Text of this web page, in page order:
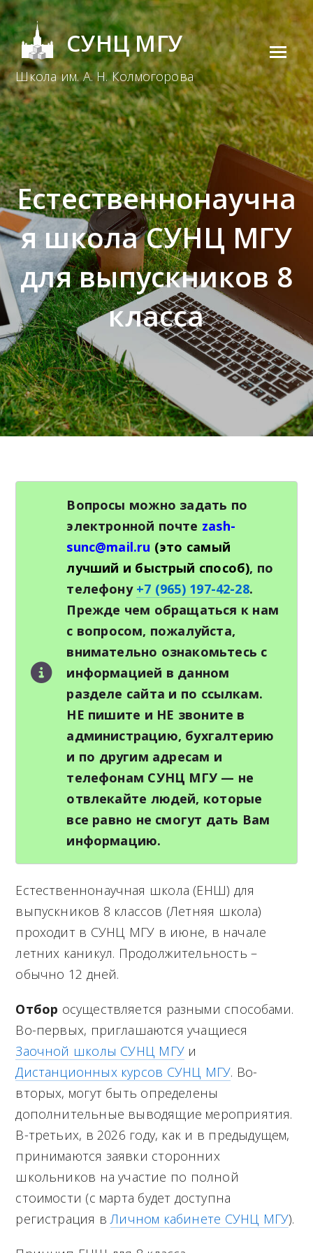
СУНЦ МГУ
Школа им. А. Н. Колмогорова
O
p
e
n
M
b
i
e
e
n
u
Естественнонаучна
я школа СУНЦ МГУ
для выпускников 8
класса
Вопросы можно задать по
электронной почте zash-
sunc@mail.ru (это самый
лучший и быстрый способ), по
телефону +7 (965) 197-42-28.
Прежде чем обращаться к нам
с вопросом, пожалуйста,
внимательно ознакомьтесь с
информацией в данном
разделе сайта и по ссылкам.
НЕ пишите и НЕ звоните в
администрацию, бухгалтерию
и по другим адресам и
телефонам СУНЦ МГУ — не
отвлекайте людей, которые
все равно не смогут дать Вам
информацию.
Естественнонаучная школа (ЕНШ) для
выпускников 8 классов (Летняя школа)
проходит в СУНЦ МГУ в июне, в начале
летних каникул. Продолжительность –
обычно 12 дней.
Отбор осуществляется разными способами.
Во-первых, приглашаются учащиеся
Заочной школы СУНЦ МГУи
Дистанционных курсов СУНЦ МГУ. Во-
вторых, могут быть определены
дополнительные выводящие мероприятия.
В-третьих, в 2026 году, как и в предыдущем,
принимаются заявки сторонних
школьников на участие по полной
стоимости (с марта будет доступна
регистрация вЛичном кабинете СУНЦ МГУ).